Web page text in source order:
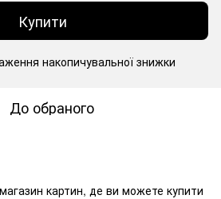
Купити
накопичувальної знижки
До обраного
картин, де ви можете купити